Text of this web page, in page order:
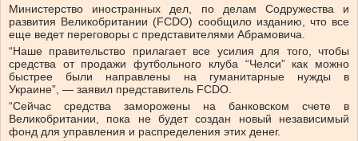
Министерство иностранных дел, по делам Содружества и
развития Великобритании (FCDO) сообщило изданию, что все
еще ведет переговоры с представителями Абрамовича.
“Наше правительство прилагает все усилия для того, чтобы
средства от продажи футбольного клуба “Челси” как можно
быстрее были направлены на гуманитарные нужды в
Украине”, — заявил представитель FCDO.
“Сейчас средства заморожены на банковском счете в
Великобритании, пока не будет создан новый независимый
фонд для управления и распределения этих денег.